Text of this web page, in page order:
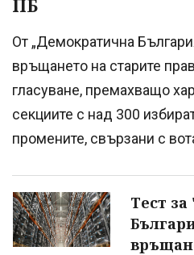
От „Демократична
връщането на старите
гласуване, премахващо
секциите с над 300
промените, свързани с
Тест